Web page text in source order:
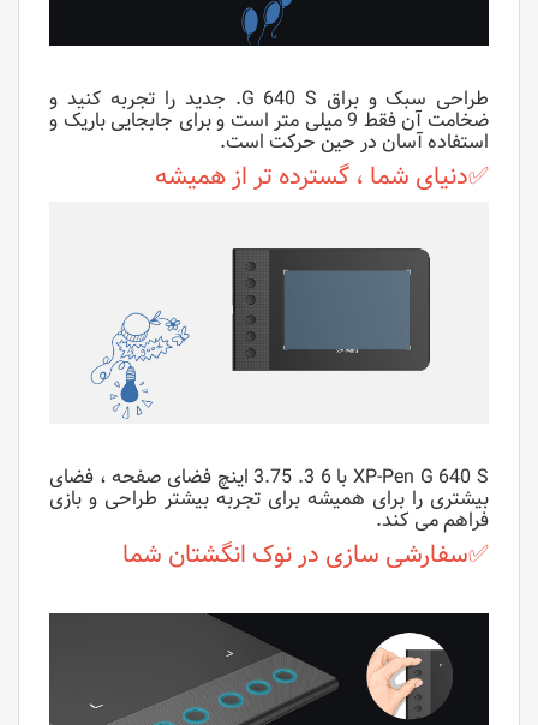
طراحی سبک و براق G 640 S. جدید را تجربه کنید و
ضخامت آن فقط 9 میلی متر است و برای جابجایی باریک و
استفاده آسان در حین حرکت است.
✅دنیای شما ، گسترده تر از همیشه
XP-Pen G 640 S با 6 3. 3.75 اینچ فضای صفحه ، فضای
بیشتری را برای همیشه برای تجربه بیشتر طراحی و بازی
فراهم می کند.
✅سفارشی سازی در نوک انگشتان شما